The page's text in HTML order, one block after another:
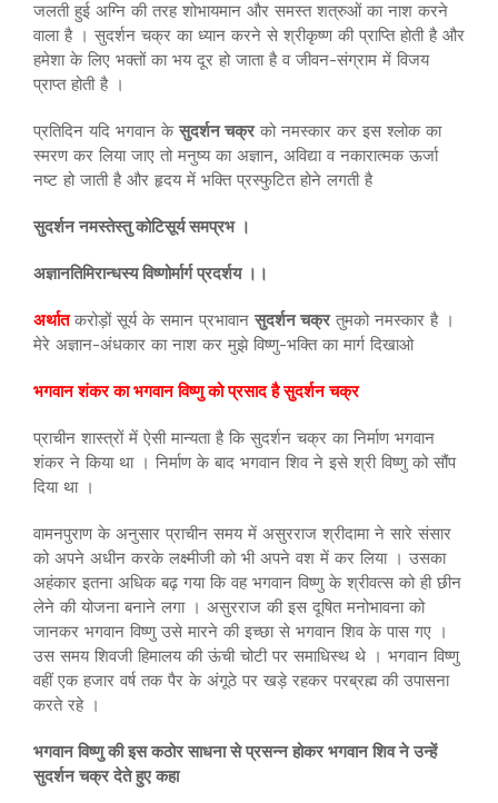
जलती हुई अग्नि की तरह शोभायमान और समस्त शत्रुओं का नाश करने
वाला है । सुदर्शन चक्र का ध्यान करने से श्रीकृष्ण की प्राप्ति होती है और
हमेशा के लिए भक्तों का भय दूर हो जाता है व जीवन-संग्राम में विजय
प्राप्त होती है ।
प्रतिदिन यदि भगवान के सुदर्शन चक्रको नमस्कार कर इस श्लोक का
स्मरण कर लिया जाए तो मनुष्य का अज्ञान, अविद्या व नकारात्मक ऊर्जा
नष्ट हो जाती है और हृदय में भक्ति प्रस्फुटित होने लगती है
सुदर्शन नमस्तेस्तु कोटिसूर्य समप्रभ ।
अज्ञानतिमिरान्धस्य विष्णोर्मार्ग प्रदर्शय ।।
अर्थातकरोड़ों सूर्य के समान प्रभावान सुदर्शन चक्रतुमको नमस्कार है ।
मेरे अज्ञान-अंधकार का नाश कर मुझे विष्णु-भक्ति का मार्ग दिखाओ
भगवान शंकर का भगवान विष्णु को प्रसाद है सुदर्शन चक्र
प्राचीन शास्त्रों में ऐसी मान्यता है कि सुदर्शन चक्र का निर्माण भगवान
शंकर ने किया था । निर्माण के बाद भगवान शिव ने इसे श्री विष्णु को सौंप
दिया था ।
वामनपुराण के अनुसार प्राचीन समय में असुरराज श्रीदामा ने सारे संसार
को अपने अधीन करके लक्ष्मीजी को भी अपने वश में कर लिया । उसका
अहंकार इतना अधिक बढ़ गया कि वह भगवान विष्णु के श्रीवत्स को ही छीन
लेने की योजना बनाने लगा । असुरराज की इस दूषित मनोभावना को
जानकर भगवान विष्णु उसे मारने की इच्छा से भगवान शिव के पास गए ।
उस समय शिवजी हिमालय की ऊंची चोटी पर समाधिस्थ थे । भगवान विष्णु
वहीं एक हजार वर्ष तक पैर के अंगूठे पर खड़े रहकर परब्रह्म की उपासना
करते रहे ।
भगवान विष्णु की इस कठोर साधना से प्रसन्न होकर भगवान शिव ने उन्हें
सुदर्शन चक्र देते हुए कहा